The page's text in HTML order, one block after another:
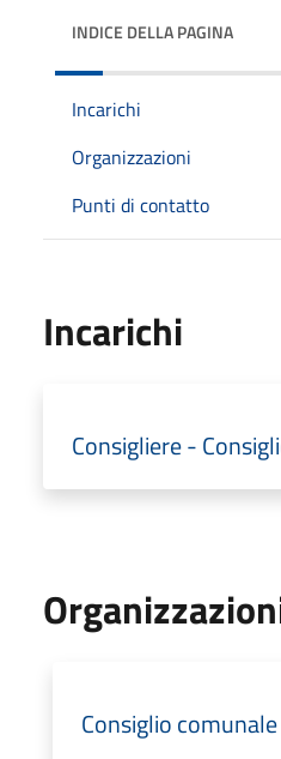
INDICE DELLA PAGINA
Incarichi
Organizzazioni
Punti di contatto
Incarichi
Consigliere -
Consiglio comunale